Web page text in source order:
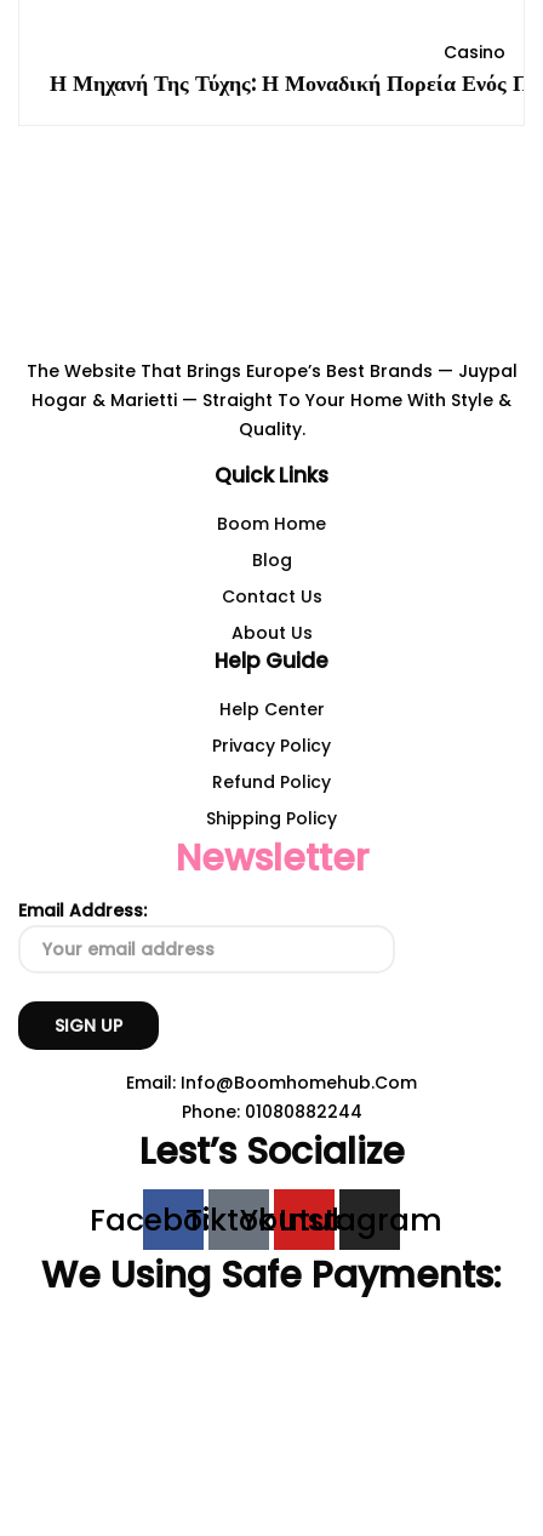
Casino
Η Μηχανή Της Τύχης: Η Μοναδική Πορεία Ενός
The Website That Brings Europe’s Best Brands — Juypal
Hogar & Marietti — Straight To Your Home With Style &
Quality.
Quick Links
Boom Home
Blog
Contact Us
About Us
Help Guide
Help Center
Privacy Policy
Refund Policy
Shipping Policy
Newsletter
Email Address:
Email: Info@boomhomehub.com
Phone: 01080882244
Lest’s Socialize
Facebook
TiktokYoutube
Instagram
We Using Safe Payments: